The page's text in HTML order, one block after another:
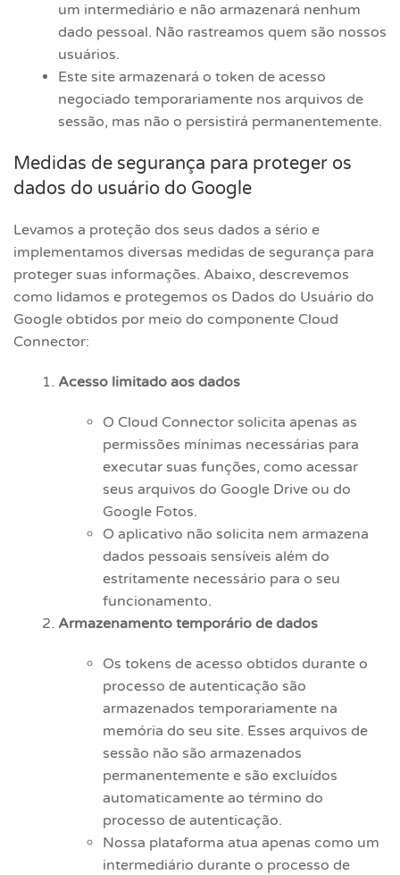
um intermediário e não armazenará nenhum
dado pessoal. Não rastreamos quem são nossos
usuários.
Este site armazenará o token de acesso
negociado temporariamente nos arquivos de
sessão, mas não o persistirá permanentemente.
Medidas de segurança para proteger os
dados do usuário do Google
Levamos a proteção dos seus dados a sério e
implementamos diversas medidas de segurança para
proteger suas informações. Abaixo, descrevemos
como lidamos e protegemos os Dados do Usuário do
Google obtidos por meio do componente Cloud
Connector:
Acesso limitado aos dados
O Cloud Connector solicita apenas as
permissões mínimas necessárias para
executar suas funções, como acessar
seus arquivos do Google Drive ou do
Google Fotos.
O aplicativo não solicita nem armazena
dados pessoais sensíveis além do
estritamente necessário para o seu
funcionamento.
Armazenamento temporário de dados
Os tokens de acesso obtidos durante o
processo de autenticação são
armazenados temporariamente na
memória do seu site. Esses arquivos de
sessão não são armazenados
permanentemente e são excluídos
automaticamente ao término do
processo de autenticação.
Nossa plataforma atua apenas como um
intermediário durante o processo de